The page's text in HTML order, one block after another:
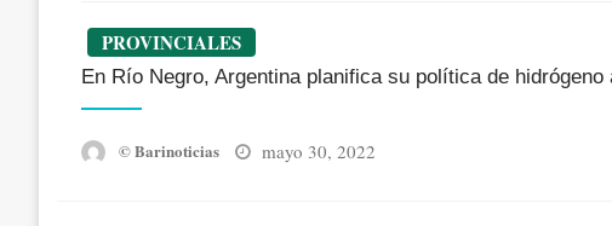
PROVINCIALES
En Río Negro, Argentina planifica su política de hidrógeno
© Barinoticias
Posted
mayo 30, 2022